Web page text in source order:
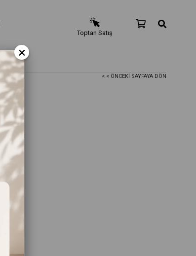
Toptan Satış
< < ÖNCEKI SAYFAYA DÖN
×